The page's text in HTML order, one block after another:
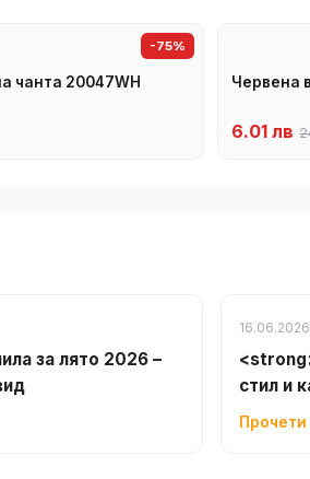
-75%
чанта 20047WH Червена
6.01 лв
за лято 2026 –
16.06.2026
стил и